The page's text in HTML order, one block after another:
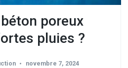
poreux
pluies ?
novembre 7, 2024